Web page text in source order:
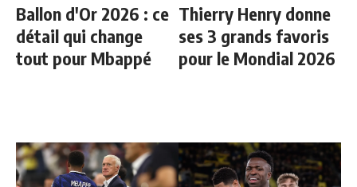
Ballon d'Or 2026 : ce
détail qui change
tout pour Mbappé
Thierry Henry donne
ses 3 grands favoris
pour le Mondial 2026